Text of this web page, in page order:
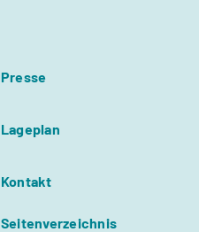
Presse
Lageplan
Kontakt
Seitenverzeichnis